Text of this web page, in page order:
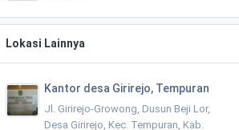
Lokasi Lainnya
Kantor desa Girirejo, Tempuran
Jl. Girirejo-Growong, Dusun Beji Lor,
Desa Girirejo, Kec. Tempuran, Kab.